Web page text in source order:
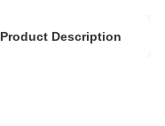
Product Description